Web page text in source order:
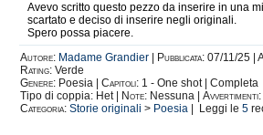
Avevo scritto questo pezzo da inserire in una
scartato e deciso di inserire negli originali.
Spero possa piacere.
Autore: Madame Grandier Pubblicata: 07/11/25 |
Rating: Verde
Genere: Poesia | Capitoli: 1 - One shot | Completa
Tipo di coppia: Het |
Note: Nessuna | Avvertimenti:
Categoria: Storie originali > Poesia | Leggi le 5